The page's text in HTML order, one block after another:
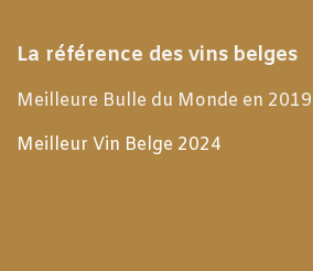
La référence des vins belges
Meilleure Bulle du Monde en 2019
Meilleur Vin Belge 2024